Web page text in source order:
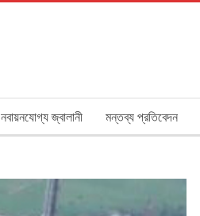
নবায়নযোগ্য জ্বালানী মন্তব্য প্রতিবেদন